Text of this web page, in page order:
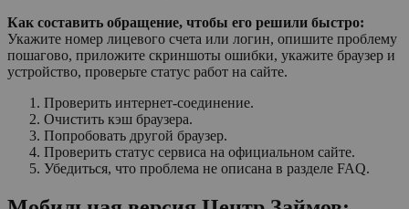
Как составить обращение, чтобы его решили быстро:
Укажите номер лицевого счета или логин, опишите проблему
пошагово, приложите скриншоты ошибки, укажите браузер и
устройство, проверьте статус работ на сайте.
Проверить интернет-соединение.
Очистить кэш браузера.
Попробовать другой браузер.
Проверить статус сервиса на официальном сайте.
Убедиться, что проблема не описана в разделе FAQ.